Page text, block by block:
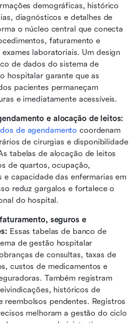
demográficas, histórico
diagnósticos e detalhes de
o núcleo central que conecta
faturamento e
laboratoriais. Um design
de dados do sistema de
hospitalar garante que as
pacientes permaneçam
e imediatamente acessíveis.
de agendamento coordenam
de cirurgias e disponibilidade
tabelas de alocação de leitos
de quartos, ocupação,
e capacidade das enfermarias em
reduz gargalos e fortalece o
do hospital.
seguros e
Essas tabelas de banco de
de gestão hospitalar
de consultas, taxas de
custos de medicamentos e
Também registram
históricos de
reembolsos pendentes. Registros
melhoram a gestão do ciclo